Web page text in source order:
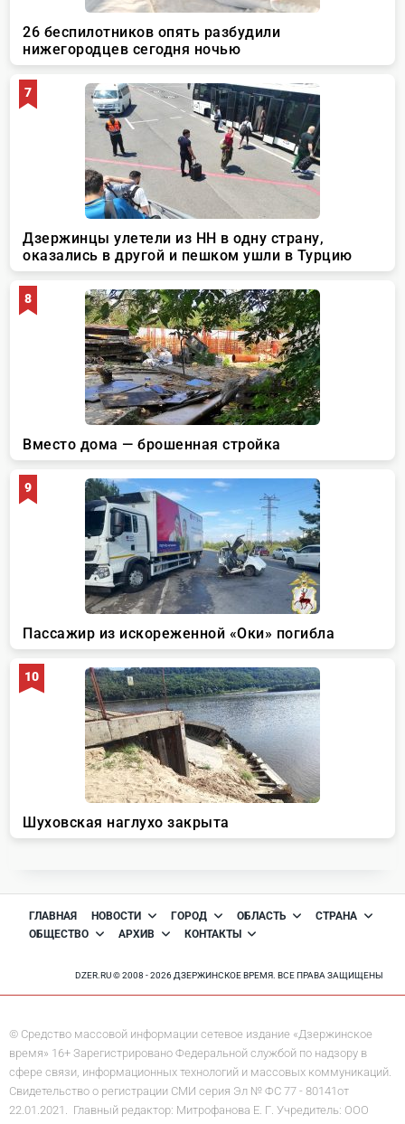
ГЛАВНАЯ НОВОСТИ ГОРОД ОБЛАСТЬ
СТРАНА
ОБЩЕСТВО
АРХИВ КОНТАКТЫ
DZER.RU © 2008 - 2026 ДЗЕРЖИНСКОЕ ВРЕМЯ. ВСЕ ПРАВА ЗАЩИЩЕНЫ
© Средство массовой информации сетевое издание «Дзержинское
время» 16+ Зарегистрировано Федеральной службой по надзору в
сфере связи, информационных технологий и массовых коммуникаций.
Свидетельство о регистрации СМИ серия Эл № ФС 77 - 80141от
22.01.2021. Главный редактор: Митрофанова Е. Г. Учредитель: ООО